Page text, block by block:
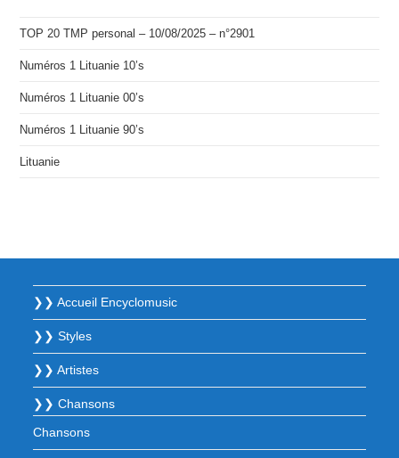
TOP 20 TMP personal – 10/08/2025 – n°2901
Numéros 1 Lituanie 10’s
Numéros 1 Lituanie 00’s
Numéros 1 Lituanie 90’s
Lituanie
❯❯ Accueil Encyclomusic
❯❯ Styles
❯❯ Artistes
❯❯ Chansons
Chansons